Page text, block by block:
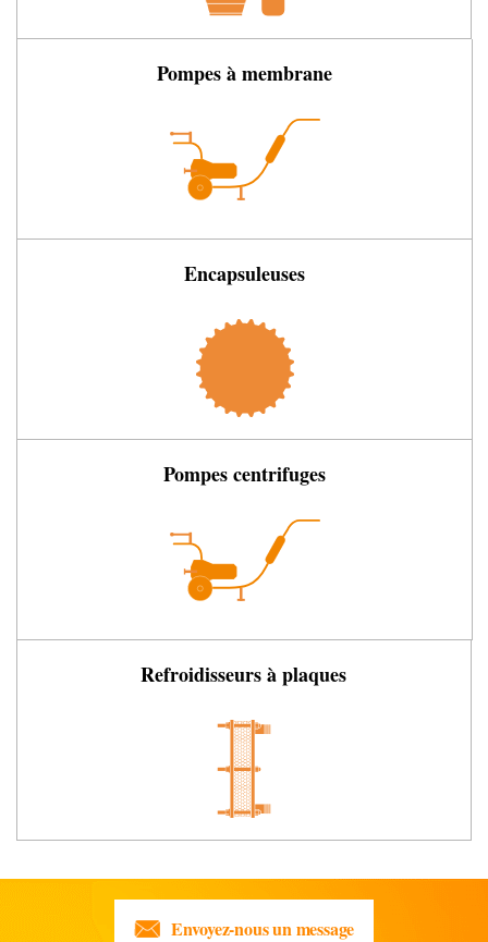
Pompes à membrane
Encapsuleuses
Pompes centrifuges
Refroidisseurs à plaques
Envoyez-nous un message